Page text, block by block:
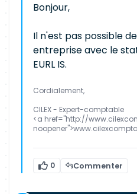
Bonjour,
Il n'est pas possible
entreprise avec le
EURL IS.
Cordialement,
CILEX - Expert-comptable
<a href="http://
0 Commenter